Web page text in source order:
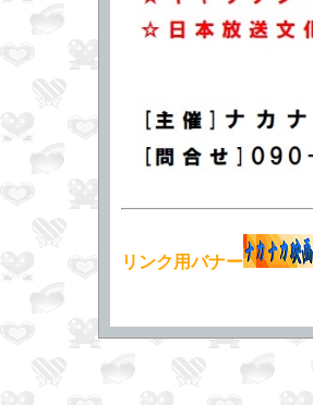
リンク用バナー